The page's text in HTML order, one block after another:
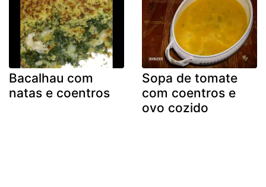
Bacalhau com
natas e coentros
Sopa de tomate
com coentros e
ovo cozido